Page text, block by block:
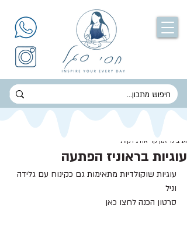
עוגיות בראוניז הפתעה
14 בינו׳
זמן קריאה 1 דקות
עוגיות שוקולדיות מתאימות גם כקינוח עם גלידה
וניל
סרטון הכנה לחצו כאן